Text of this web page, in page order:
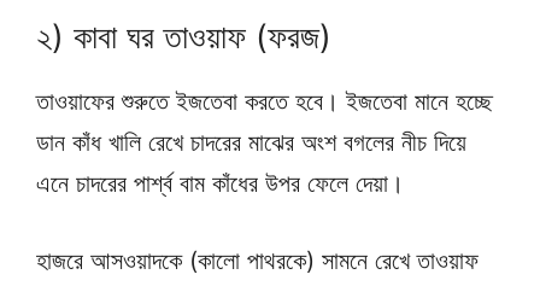
২) কাবা ঘর তাওয়াফ (ফরজ)
তাওয়াফের শুরুতে ইজতেবা করতে হবে। ইজতেবা মানে হচ্ছে
ডান কাঁধ খালি রেখে চাদরের মাঝের অংশ বগলের নীচ দিয়ে
এনে চাদরের পার্শ্ব বাম কাঁধের উপর ফেলে দেয়া।
হাজরে আসওয়াদকে (কালো পাথরকে) সামনে রেখে তাওয়াফ